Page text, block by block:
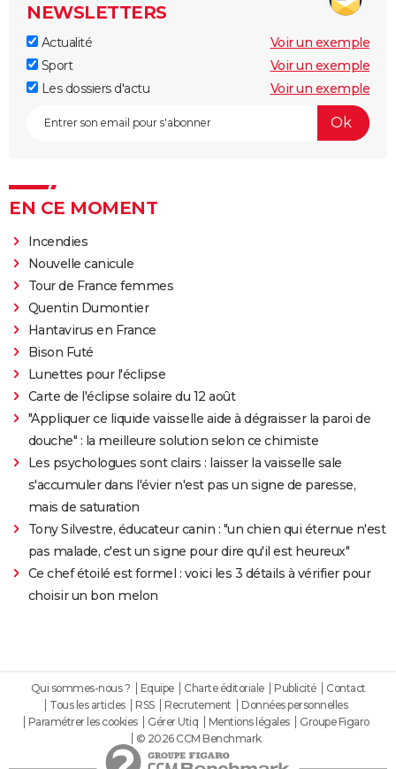
NEWSLETTERS
Actualité
Voir un exemple
Sport
Voir un exemple
Les dossiers d'actu
Voir un exemple
EN CE MOMENT
Incendies
Nouvelle canicule
Tour de France femmes
Quentin Dumontier
Hantavirus en France
Bison Futé
Lunettes pour l'éclipse
Carte de l'éclipse solaire du 12 août
"Appliquer ce liquide vaisselle aide à dégraisser la paroi de
douche" : la meilleure solution selon ce chimiste
Les psychologues sont clairs : laisser la vaisselle sale
s'accumuler dans l'évier n'est pas un signe de paresse,
mais de saturation
Tony Silvestre, éducateur canin : "un chien qui éternue n'est
pas malade, c'est un signe pour dire qu'il est heureux"
Ce chef étoilé est formel : voici les 3 détails à vérifier pour
choisir un bon melon
Qui sommes-nous ? Equipe Charte éditoriale Publicité
Contact
Tous les articles
RSS Recrutement
Données personnelles
Paramétrer les cookies
Gérer Utiq Mentions légales
Groupe Figaro
© 2026 CCM Benchmark